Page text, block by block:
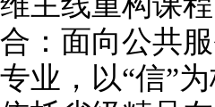
合：面向公共
专业，以“信”